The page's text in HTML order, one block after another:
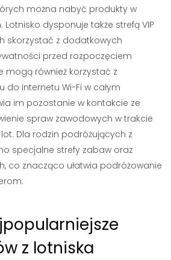
można nabyć produkty w
dysponuje także strefą VIP
skorzystać z dodatkowych
przed rozpoczęciem
mogą również korzystać z
do internetu Wi-Fi w całym
im pozostanie w kontakcie ze
spraw zawodowych w trakcie
Dla rodzin podróżujących z
specjalne strefy zabaw oraz
co znacząco ułatwia podróżowanie
z lotniska